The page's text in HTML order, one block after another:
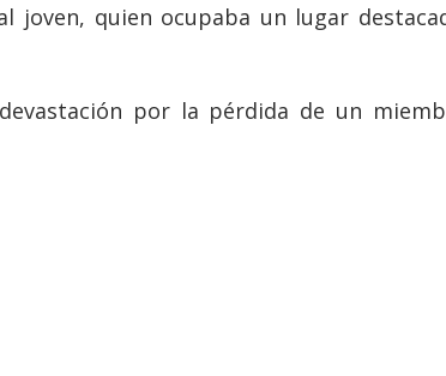
joven, quien ocupaba un lugar
por la pérdida de un